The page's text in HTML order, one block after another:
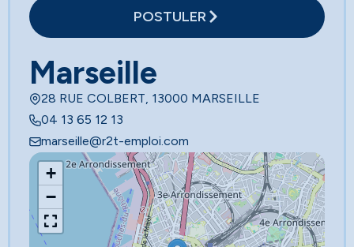
POSTULER
Marseille
28 RUE COLBERT, 13000 MARSEILLE
04 13 65 12 13
marseille@r2t-emploi.com
+
−